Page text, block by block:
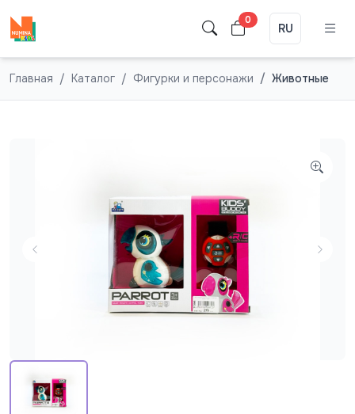
0
RU
Главная Каталог Фигурки и персонажи Животные